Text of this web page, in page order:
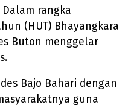
Dalam rangka
(HUT) Bhayangkara
Buton menggelar
Bajo Bahari dengan
guna